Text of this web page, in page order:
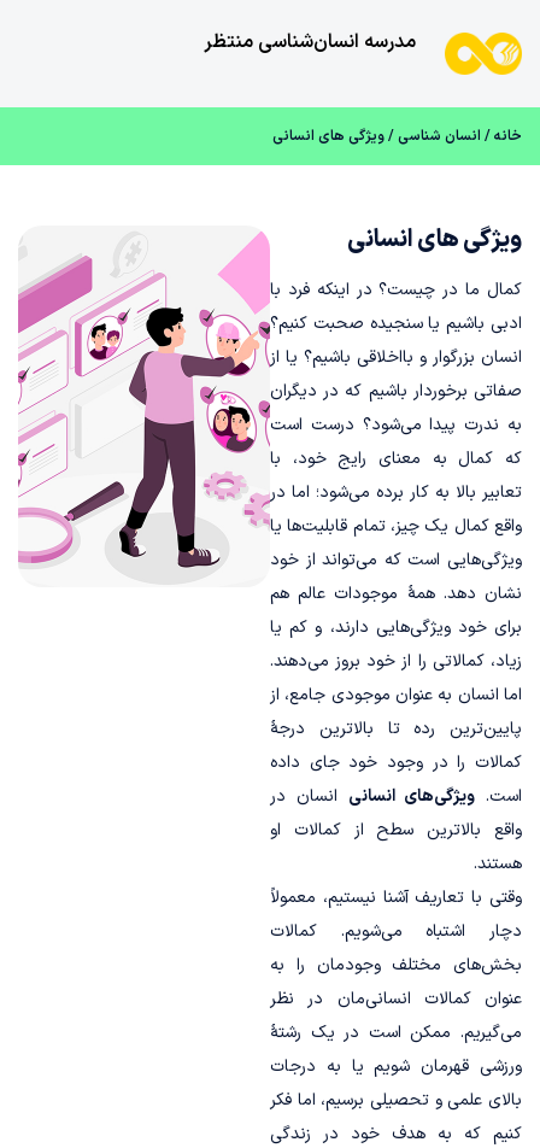
مدرسه انسان‌شناسی منتظر
خانه/ انسان شناسی/ ویژگی های انسانی
ویژگی های انسانی
کمال ما در چیست؟ در اینکه فرد با
ادبی باشیم یا سنجیده صحبت کنیم؟
انسان بزرگوار و بااخلاقی باشیم؟ یا از
صفاتی برخوردار باشیم که در دیگران
به ندرت پیدا می‌شود؟ درست است
که کمال به معنای رایج خود، با
تعابیر بالا به کار برده می‌شود؛ اما در
واقع کمال یک چیز، تمام قابلیت‌ها یا
ویژگی‌هایی ا‌ست که می‌تواند از خود
نشان دهد. همۀ موجودات عالم هم
برای خود ویژگی‌هایی دارند، و کم یا
زیاد، کمالاتی را از خود بروز می‎‌دهند.
اما انسان به عنوان موجودی جامع، از
پایین‌ترین رده تا بالاترین درجۀ
کمالات را در وجود خود جای داده
است. ویژگی‌های انسانی انسان در
واقع بالاترین سطح از کمالات او
هستند.
وقتی با تعاریف‌ آشنا نیستیم، معمولاً
دچار اشتباه می‌شویم. کمالات
بخش‌های مختلف وجودمان را به
عنوان کمالات انسانی‌مان در نظر
می‌گیریم. ممکن است در یک رشتۀ
ورزشی قهرمان شویم یا به درجات
بالای علمی و تحصیلی برسیم، اما فکر
کنیم که به هدف خود در زندگی